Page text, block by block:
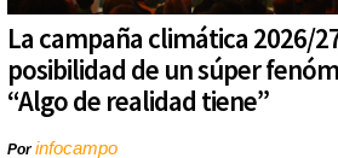
La campaña climática 2026/
posibilidad de un súper
“Algo de realidad tiene”
Porinfocampo